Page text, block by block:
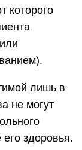
которого
лишь в
не могут
здоровья.